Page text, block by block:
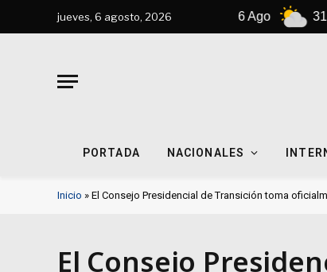
jueves, 6 agosto, 2026
Nueva York 31°C
PORTADA NACIONALES
Inicio » El Consejo Presidencial de Transición toma
El Consejo